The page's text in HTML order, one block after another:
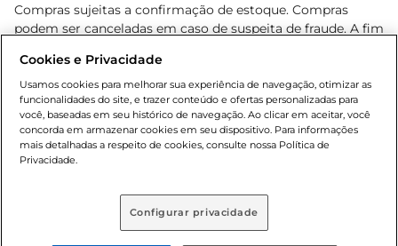
Compras sujeitas a confirmação de estoque. Compras
podem ser canceladas em caso de suspeita de fraude. A fim
nossas promoções, a compra de produtos com preços
promocionais poderá ter sua quantidade limitada por
cliente. Os preços, ofertas e condições são exclusivos para
o e-commerce e válidos durante o dia de hoje, podendo
sofrer alterações sem prévia notificação. Proibida a venda
de bebidas alcoólicas para menores de 18 anos, conforme
Adolescente). Preços e condições exclusivos para o
, podendo sofrer alterações sem aviso
prévio. O valor mínimo para as compras on-line é de R$
Cookies e Privacidade
Usamos cookies para melhorar sua experiência de navegação, otimizar as
funcionalidades do site, e trazer conteúdo e ofertas personalizadas para
você, baseadas em seu histórico de navegação. Ao clicar em aceitar, você
concorda em armazenar cookies em seu dispositivo. Para informações
mais detalhadas a respeito de cookies, consulte nossa Política de
Privacidade.
Configurar privacidade